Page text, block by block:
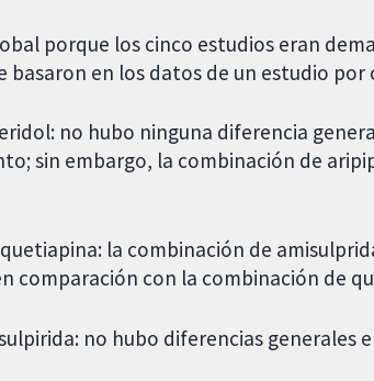
porque los cinco estudios eran
en los datos de un estudio por
no hubo ninguna diferencia
sin embargo, la combinación de
la combinación de
comparación con la combinación de
no hubo diferencias generales